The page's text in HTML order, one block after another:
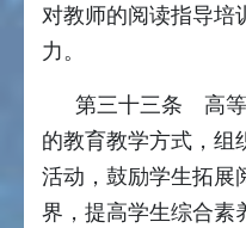
对教师的阅读指导培
力。
第三十三条 高等
的教育教学方式，组
活动，鼓励学生拓展
界，提高学生综合素